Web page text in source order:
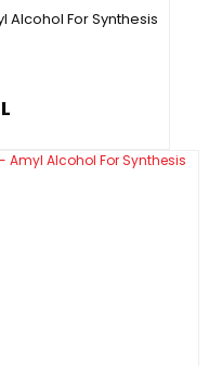
Alcohol For Synthesis